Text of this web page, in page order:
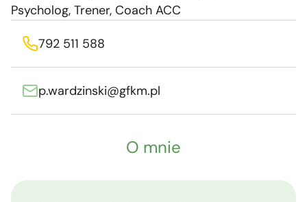
Psycholog, Trener, Coach ACC
792 511 588
p.wardzinski@gfkm.pl
O mnie